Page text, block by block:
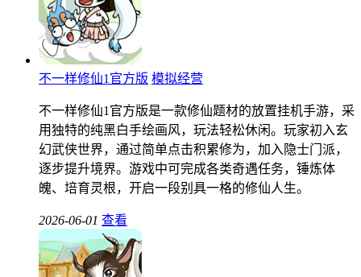
不一样修仙1官方版 模拟经营
不一样修仙1官方版是一款修仙题材的放置挂机手游，采
用独特的纯黑白手绘画风，玩法轻松休闲。玩家初入玄
幻武侠世界，通过简单点击积累修为，加入隐士门派，
逐步提升境界。游戏中可完成各类奇遇任务，锤炼体
魄、培育灵根，开启一段别具一格的修仙人生。
2026-06-01 查看